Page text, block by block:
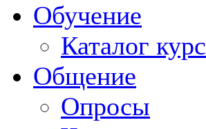
Обучение
Каталог
Общение
Опросы